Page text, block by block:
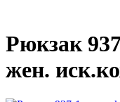
Рюкзак
жен.